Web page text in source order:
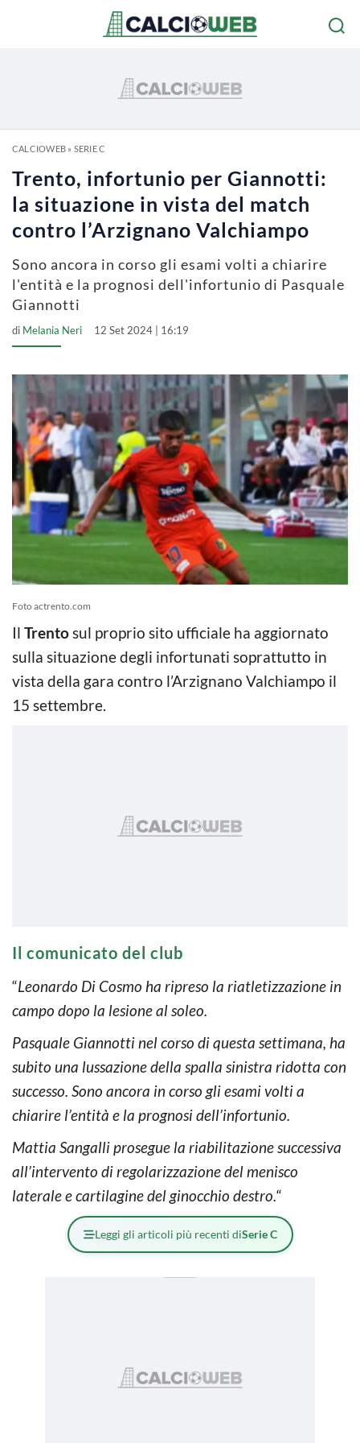
CALCIOWEB» SERIE C
Trento, infortunio per Giannotti:
la situazione in vista del match
contro l’Arzignano Valchiampo
Sono ancora in corso gli esami volti a chiarire
l'entità e la prognosi dell'infortunio di Pasquale
Giannotti
di Melania Neri 12 Set 2024 | 16:19
Foto actrento.com
Il Trentosul proprio sito ufficiale ha aggiornato
sulla situazione degli infortunati soprattutto in
vista della gara contro l’Arzignano Valchiampo il
15 settembre.
Il comunicato del club
“Leonardo Di Cosmo ha ripreso la riatletizzazione in
campo dopo la lesione al soleo.
Pasquale Giannotti nel corso di questa settimana, ha
subito una lussazione della spalla sinistra ridotta con
successo. Sono ancora in corso gli esami volti a
chiarire l’entità e la prognosi dell’infortunio.
Mattia Sangalli prosegue la riabilitazione successiva
all’intervento di regolarizzazione del menisco
laterale e cartilagine del ginocchio destro.“
Leggi gli articoli più recenti diSerie C